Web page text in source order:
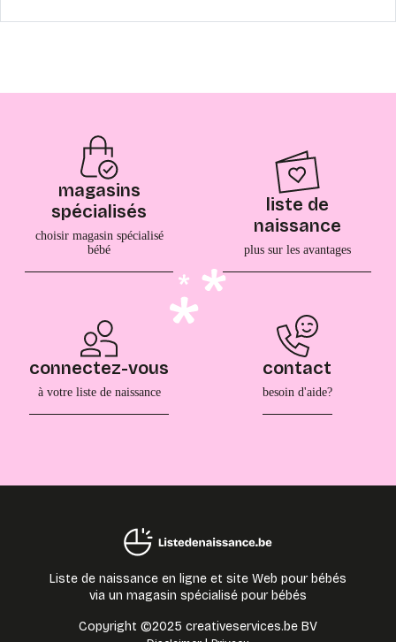
magasins
spécialisés
choisir magasin spécialisé
bébé
liste de
naissance
plus sur les avantages
connectez-vous
à votre liste de naissance
contact
besoin d'aide?
Liste de naissance en ligne et site Web pour bébés
via un magasin spécialisé pour bébés
Copyright ©2025 creativeservices.be BV